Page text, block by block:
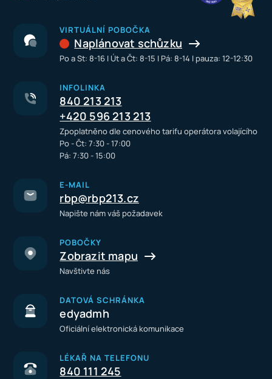
VIRTUÁLNÍ POBOČKA
Naplánovat schůzku
Po a St: 8-16 I Út a Čt: 8-15 I Pá: 8-14 I pauza: 12-12:30
INFOLINKA
840 213 213
+420 596 213 213
Zpoplatněno dle cenového tarifu operátora volajícího
Po - Čt: 7:30 - 17:00
Pá: 7:30 - 15:00
E-MAIL
rbp@rbp213.cz
Napište nám váš požadavek
POBOČKY
Zobrazit mapu
Navštivte nás
DATOVÁ SCHRÁNKA
edyadmh
Oficiální elektronická komunikace
LÉKAŘ NA TELEFONU
840 111 245